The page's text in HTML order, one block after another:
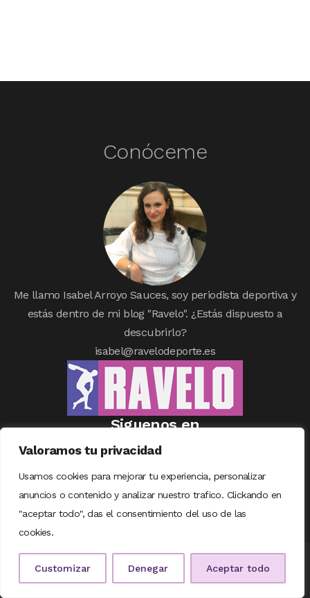
Valoramos tu privacidad
Usamos cookies para mejorar tu experiencia, personalizar
anuncios o contenido y analizar nuestro trafico. Clickando en
"aceptar todo", das el consentimiento del uso de las
cookies.
Customizar Denegar Aceptar todo
Conóceme
Me llamo Isabel Arroyo Sauces, soy periodista deportiva y
estás dentro de mi blog "Ravelo". ¿Estás dispuesto a
descubrirlo?
isabel@ravelodeporte.es
Siguenos en